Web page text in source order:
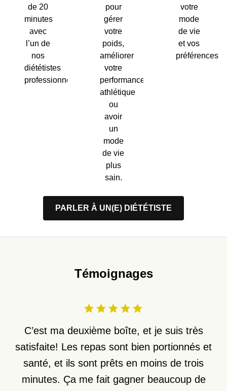
de 20
minutes
avec
l’un de
nos
diététistes
professionnels.
pour
gérer
votre
poids,
améliorer
votre
performance
athlétique
ou
avoir
un
mode
de vie
plus
sain.
votre
mode
de vie
et vos
préférences.
PARLER À UN(E) DIÉTÉTISTE
Témoignages
C’est ma deuxième boîte, et je suis très
satisfaite! Les repas sont bien portionnés et
santé, et ils sont prêts en moins de trois
minutes. Ça me fait gagner beaucoup de